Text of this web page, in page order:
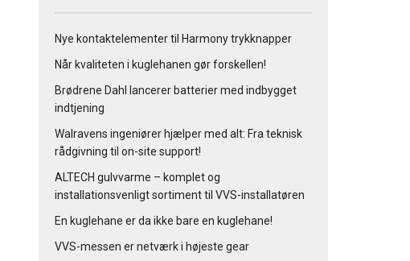
Nye kontaktelementer til Harmony trykknapper
Når kvaliteten i kuglehanen gør forskellen!
Brødrene Dahl lancerer batterier med indbygget
indtjening
Walravens ingeniører hjælper med alt: Fra teknisk
rådgivning til on-site support!
ALTECH gulvvarme – komplet og
installationsvenligt sortiment til VVS-installatøren
En kuglehane er da ikke bare en kuglehane!
VVS-messen er netværk i højeste gear